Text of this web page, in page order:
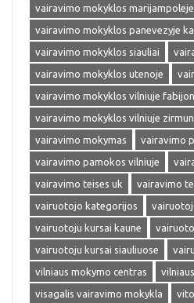
vairavimo mokyklos marijampoleje
vairavimo mokyklos panevezyje
vairavimo mokyklos siauliai
vairavimo mokyklos utenoje
vairavimo mokyklos vilniuje
vairavimo mokyklos vilniuje
vairavimo mokymas
vairavimo
vairavimo pamokos vilniuje
vairavimo teises uk
vairavimo
vairuotojo kategorijos
vairuotoju kursai kaune
vairuotoju kursai siauliuose
vilniaus mokymo centras
visagalis vairavimo mokykla